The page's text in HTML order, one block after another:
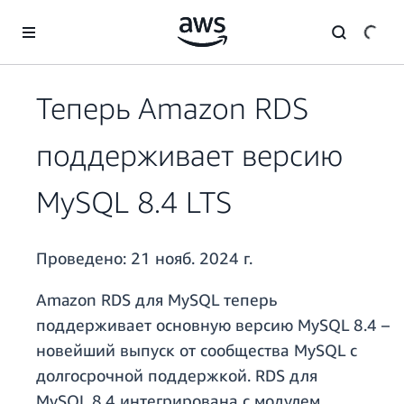
Перейти к главному контенту
Теперь Amazon RDS
поддерживает версию
MySQL 8.4 LTS
Проведено: 21 нояб. 2024 г.
Amazon RDS для MySQL теперь
поддерживает основную версию MySQL 8.4 –
новейший выпуск от сообщества MySQL с
долгосрочной поддержкой. RDS для